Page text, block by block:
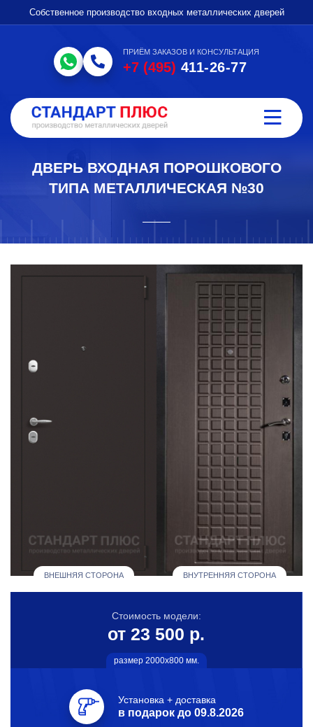
Собственное производство входных металлических дверей
ПРИЁМ ЗАКАЗОВ И КОНСУЛЬТАЦИЯ
+7 (495) 411-26-77
ДВЕРЬ ВХОДНАЯ ПОРОШКОВОГО
ТИПА МЕТАЛЛИЧЕСКАЯ №30
ВНЕШНЯЯ СТОРОНА ВНУТРЕННЯЯ СТОРОНА
Стоимость модели:
от 23 500 р.
размер 2000х800 мм.
Установка + доставка
в подарок до 09.8.2026